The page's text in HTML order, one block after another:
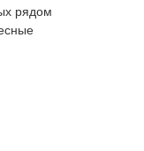
рядом